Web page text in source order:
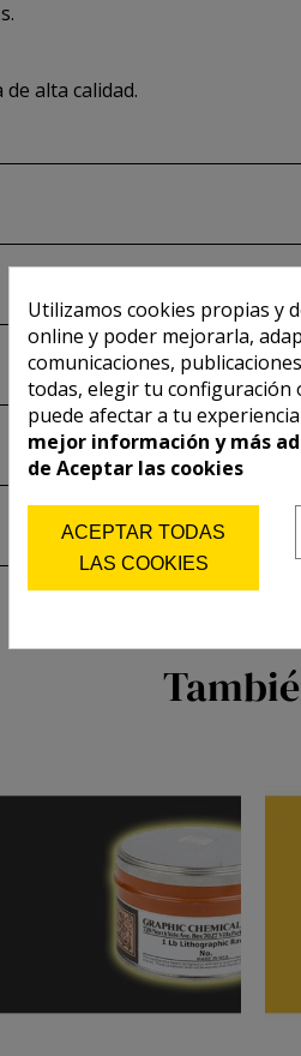
alta calidad.
Utilizamos cookies propias y
online y poder mejorarla,
comunicaciones,
todas, elegir tu configuración
puede afectar a tu
mejor información y más
de Aceptar las cookies
ACEPTAR TODAS
LAS COOKIES